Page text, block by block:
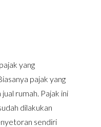
yang
pajak yang
rumah. Pajak ini
dilakukan
sendiri